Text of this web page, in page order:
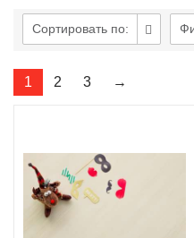
- экологичность и
здоровья людей и
- долговечность - срок
лет;
системе и возможности
- богатый выбор из
оттенков и фактур - от
Сортировать по:
1 2 3 →